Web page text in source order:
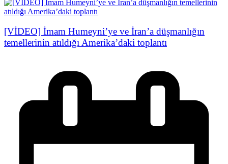
[VİDEO] İmam Humeyni’ye ve İran’a düşmanlığın
temellerinin atıldığı Amerika’daki toplantı